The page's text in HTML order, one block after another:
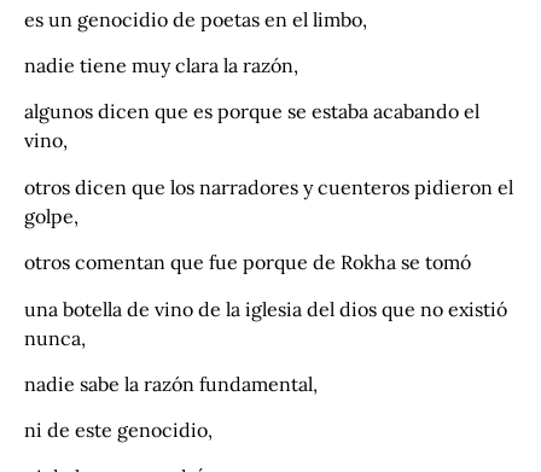
es un genocidio de poetas en el limbo,
nadie tiene muy clara la razón,
algunos dicen que es porque se estaba acabando el
vino,
otros dicen que los narradores y cuenteros pidieron el
golpe,
otros comentan que fue porque de Rokha se tomó
una botella de vino de la iglesia del dios que no existió
nunca,
nadie sabe la razón fundamental,
ni de este genocidio,